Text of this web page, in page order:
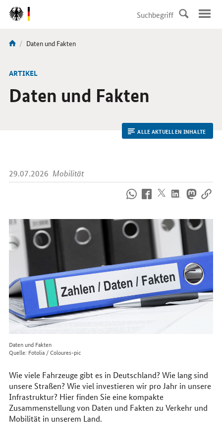
DirektZu:
Navigation
Sie
hier:
Aktuelle
Daten und Fakten
ARTIKEL
Daten und Fakten
ALLE AKTUELLEN INHALTE
29.07.2026 Mobilität
uns
Internet
Daten und Fakten
Quelle: Fotolia / Coloures-pic
Wie viele Fahrzeuge gibt es in Deutschland? Wie lang sind
unsere Straßen? Wie viel investieren wir pro Jahr in unsere
Infrastruktur? Hier finden Sie eine kompakte
Zusammenstellung von Daten und Fakten zu Verkehr und
Mobilität in unserem Land.